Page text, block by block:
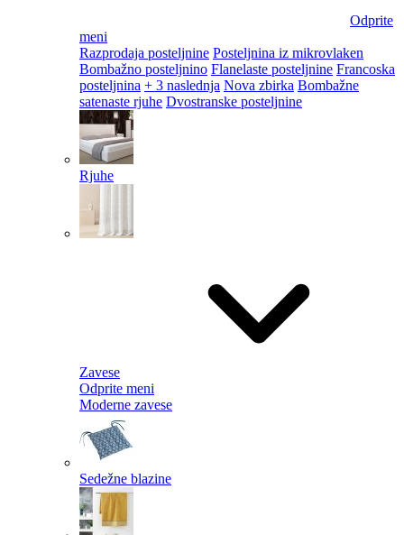
Odprite
meni
Razprodaja posteljnine Posteljnina iz mikrovlaken
Bombažno posteljnino Flanelaste posteljnine Francoska
posteljnina + 3 naslednja Nova zbirka Bombažne
satenaste rjuhe Dvostranske posteljnine
Rjuhe
Zavese
Odprite meni
Moderne zavese
Sedežne blazine